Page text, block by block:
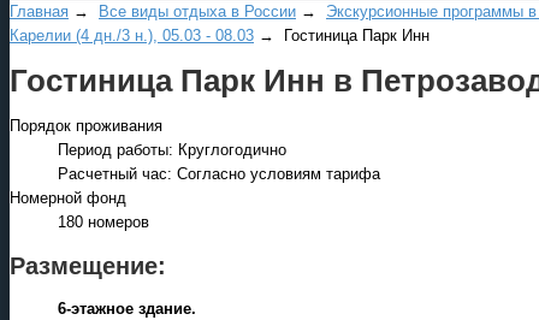
Главная → Все виды отдыха в России → Экскурсионные программы
Карелии (4 дн./3 н.), 05.03 - 08.03 → Гостиница Парк Инн
Гостиница Парк Инн в
Порядок проживания
Период работы: Круглогодично
Расчетный час: Согласно условиям тарифа
Номерной фонд
180 номеров
Размещение:
6-этажное здание.